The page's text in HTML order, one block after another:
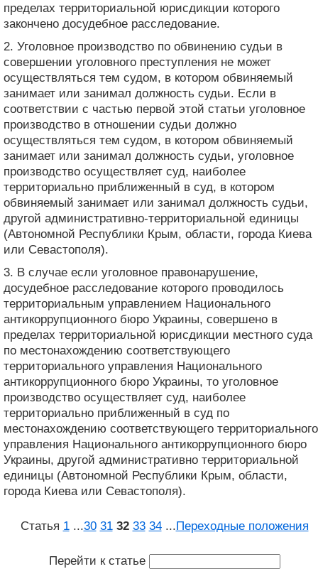
пределах территориальной юрисдикции которого
закончено досудебное расследование.
2. Уголовное производство по обвинению судьи в
совершении уголовного преступления не может
осуществляться тем судом, в котором обвиняемый
занимает или занимал должность судьи. Если в
соответствии с частью первой этой статьи уголовное
производство в отношении судьи должно
осуществляться тем судом, в котором обвиняемый
занимает или занимал должность судьи, уголовное
производство осуществляет суд, наиболее
территориально приближенный в суд, в котором
обвиняемый занимает или занимал должность судьи,
другой административно-территориальной единицы
(Автономной Республики Крым, области, города Киева
или Севастополя).
3. В случае если уголовное правонарушение,
досудебное расследование которого проводилось
территориальным управлением Национального
антикоррупционного бюро Украины, совершено в
пределах территориальной юрисдикции местного суда
по местонахождению соответствующего
территориального управления Национального
антикоррупционного бюро Украины, то уголовное
производство осуществляет суд, наиболее
территориально приближенный в суд по
местонахождению соответствующего территориального
управления Национального антикоррупционного бюро
Украины, другой административно территориальной
единицы (Автономной Республики Крым, области,
города Киева или Севастополя).
Статья 1 ...30 31 32 33 34 ...Переходные положения
Перейти к статье